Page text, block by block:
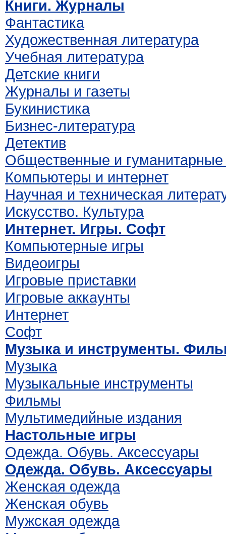
Книги. Журналы
Фантастика
Художественная литература
Учебная литература
Детские книги
Журналы и газеты
Букинистика
Бизнес-литература
Детектив
Общественные и гуманитарные
Компьютеры и интернет
Научная и техническая
Искусство. Культура
Интернет. Игры. Софт
Компьютерные игры
Видеоигры
Игровые приставки
Игровые аккаунты
Интернет
Софт
Музыка и инструменты.
Музыка
Музыкальные инструменты
Фильмы
Мультимедийные издания
Настольные игры
Одежда. Обувь. Аксессуары
Одежда. Обувь. Аксессуары
Женская одежда
Женская обувь
Мужская одежда